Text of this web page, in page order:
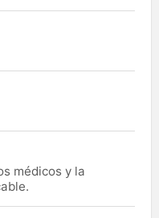
médicos y la